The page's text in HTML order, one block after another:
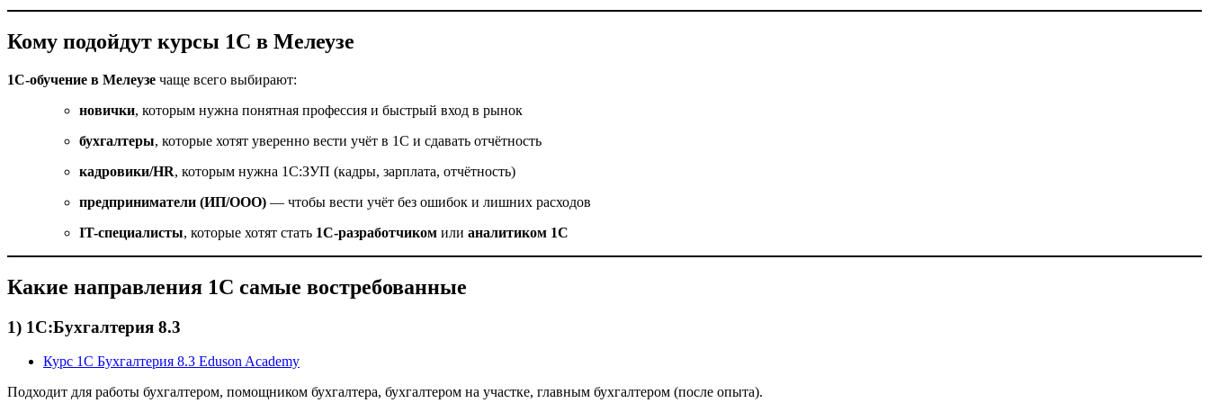
Кому подойдут курсы 1С в Мелеузе
1С-обучение в Мелеузе чаще всего выбирают:
новички, которым нужна понятная профессия и быстрый вход в рынок
бухгалтеры, которые хотят уверенно вести учёт в 1С и сдавать отчётность
кадровики/HR, которым нужна 1С:ЗУП (кадры, зарплата, отчётность)
предприниматели (ИП/ООО) — чтобы вести учёт без ошибок и лишних расходов
IT-специалисты, которые хотят стать 1С-разработчиком или аналитиком 1С
Какие направления 1С самые востребованные
1) 1С:Бухгалтерия 8.3
Курс 1С Бухгалтерия 8.3 Eduson Academy
Подходит для работы бухгалтером, помощником бухгалтера, бухгалтером на участке, главным бухгалтером (после опыта).